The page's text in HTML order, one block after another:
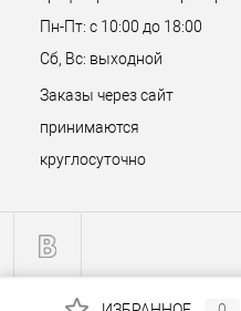
Пн-Пт: с 10:00 до 18:00
Сб, Вс: выходной
Заказы через сайт
принимаются
круглосуточно